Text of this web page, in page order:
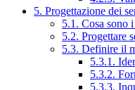
5. Progettazione dei
5.1. Cosa sono
5.2. Progettare
5.3. Definire il
5.3.1.
5.3.2.
5.3.3.